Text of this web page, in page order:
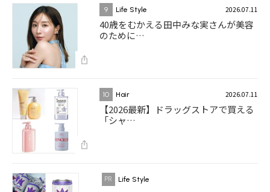
9 Life Style 2026.07.11
40歳をむかえる田中みな実さんが美容
のために…
10 Hair 2026.07.11
【2026最新】ドラッグストアで買える
「シャ…
Life Style